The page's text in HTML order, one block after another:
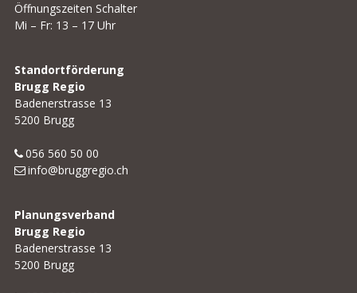
Öffnungszeiten Schalter
Mi – Fr: 13 – 17 Uhr
Standortförderung
Brugg Regio
Badenerstrasse 13
5200 Brugg
056 560 50 00
info@bruggregio.ch
Planungsverband
Brugg Regio
Badenerstrasse 13
5200 Brugg